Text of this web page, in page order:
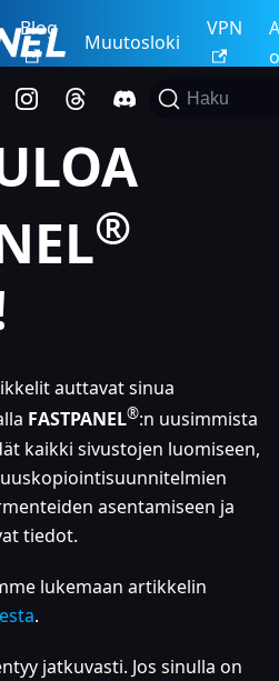
Blog
Muutosloki
VPN
Haku
®
auttavat sinua
FASTPANEL®:n uusimmista
kaikki sivustojen luomiseen,
asentamiseen ja
tiedot.
lukemaan artikkelin
.
jatkuvasti. Jos sinulla on